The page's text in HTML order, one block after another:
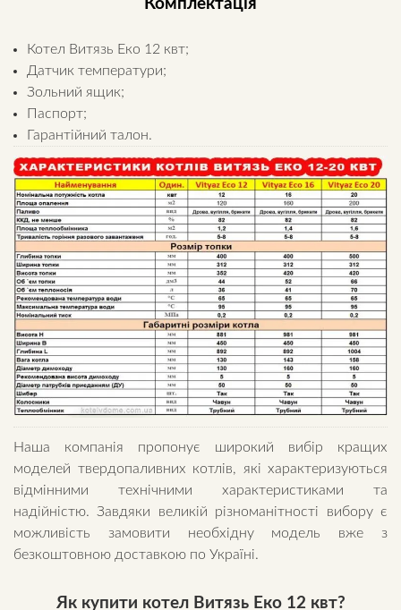
Комплектація
Котел Витязь Еко 12 квт;
Датчик температури;
Зольний ящик;
Паспорт;
Гарантійний талон.
Наша компанія пропонує широкий вибір кращих
моделей твердопаливних котлів, які характеризуються
відмінними технічними характеристиками та
надійністю. Завдяки великій різноманітності вибору є
можливість замовити необхідну модель вже з
безкоштовною доставкою по Україні.
Як купити котел Витязь Еко 12 квт?